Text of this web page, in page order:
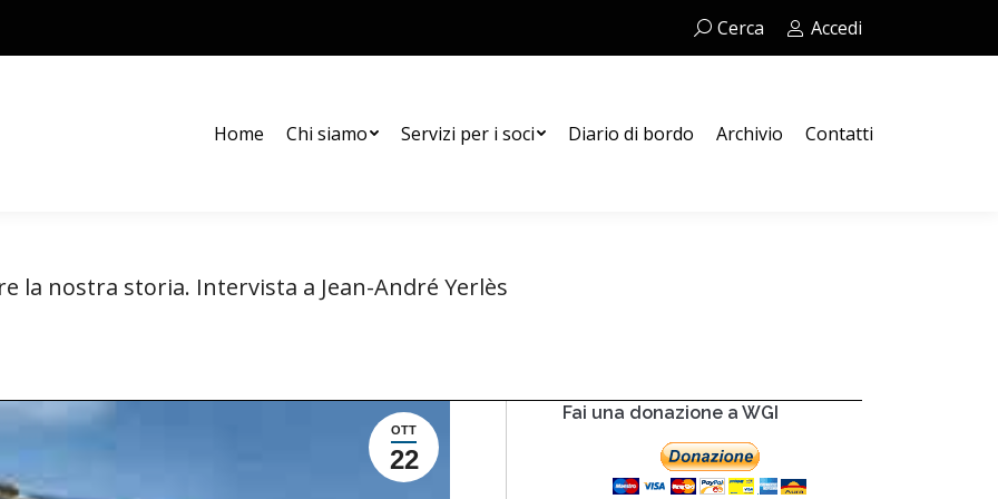
Cerca:Cerca Accedi
Home Chi siamo Servizi per i soci Diario di bordo Archivio Contatti
la nostra storia. Intervista a Jean-André Yerlès
OTT
22
Fai una donazione a WGI
siamo Servizi per i soci Diario di bordo Archivio Contatti